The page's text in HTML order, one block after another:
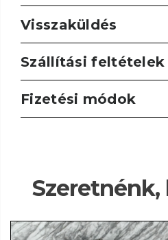
Visszaküldés
Szállítási feltételek
Fizetési módok